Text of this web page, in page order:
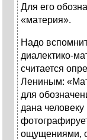
Для его
«материя».
Надо
диалектико-
считается
Лениным:
для
дана
ощущениями,